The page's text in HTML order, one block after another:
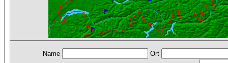
Name Ort